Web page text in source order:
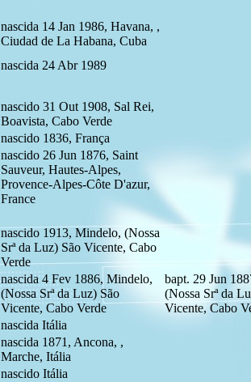
nascida 14 Jan 1986, Havana, ,
Ciudad de La Habana, Cuba
nascida 24 Abr 1989
nascido 31 Out 1908, Sal Rei,
Boavista, Cabo Verde
nascido 1836, França
nascido 26 Jun 1876, Saint
Sauveur, Hautes-Alpes,
Provence-Alpes-Côte D'azur,
France
nascido 1913, Mindelo, (Nossa
Srª da Luz) São Vicente, Cabo
Verde
nascida 4 Fev 1886, Mindelo,
(Nossa Srª da Luz) São
Vicente, Cabo Verde
bapt. 29 Jun
(Nossa Srª da
Vicente, Cabo
nascida Itália
nascida 1871, Ancona, ,
Marche, Itália
nascido Itália